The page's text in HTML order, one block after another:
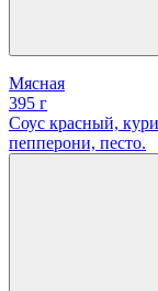
Мясная
395 г
Соус красный,
пепперони, песто.